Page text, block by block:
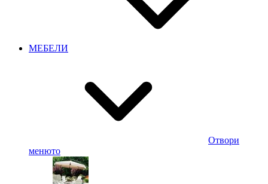
МЕБЕЛИ
Отвори
менюто